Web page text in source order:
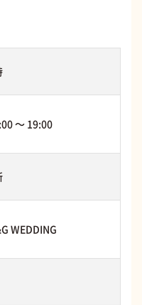
〜 19:00
WEDDING